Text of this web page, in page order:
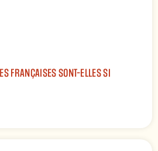
FRANÇAISES SONT-ELLES SI